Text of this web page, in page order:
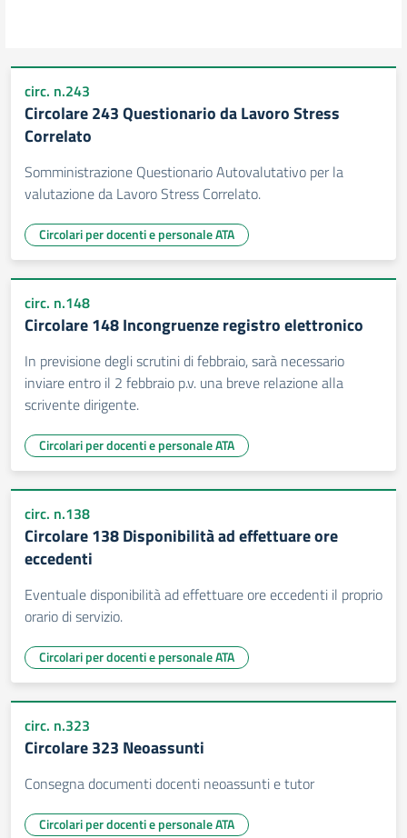
circ. n.243
Circolare 243 Questionario da Lavoro Stress
Correlato
Somministrazione Questionario Autovalutativo per la
valutazione da Lavoro Stress Correlato.
Circolari per docenti e personale ATA
circ. n.148
Circolare 148 Incongruenze registro elettronico
In previsione degli scrutini di febbraio, sarà necessario
inviare entro il 2 febbraio p.v. una breve relazione alla
scrivente dirigente.
Circolari per docenti e personale ATA
circ. n.138
Circolare 138 Disponibilità ad effettuare ore
eccedenti
Eventuale disponibilità ad effettuare ore eccedenti il proprio
orario di servizio.
Circolari per docenti e personale ATA
circ. n.323
Circolare 323 Neoassunti
Consegna documenti docenti neoassunti e tutor
Circolari per docenti e personale ATA